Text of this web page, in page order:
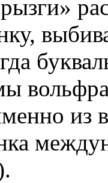
из